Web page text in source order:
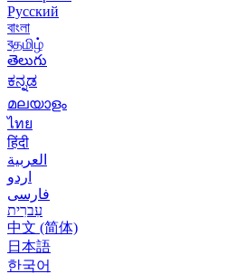
Русский
বাংলা
বதமிழ்
తెలుగు
ಕನ್ನಡ
മലയാളം
ไทย
हिंदी
العربية
اردو
فارسی
עִברִית
中文 (简体)
日本語
한국어